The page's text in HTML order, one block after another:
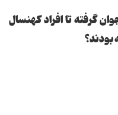
گرفته تا افراد کهنسال
بودند؟